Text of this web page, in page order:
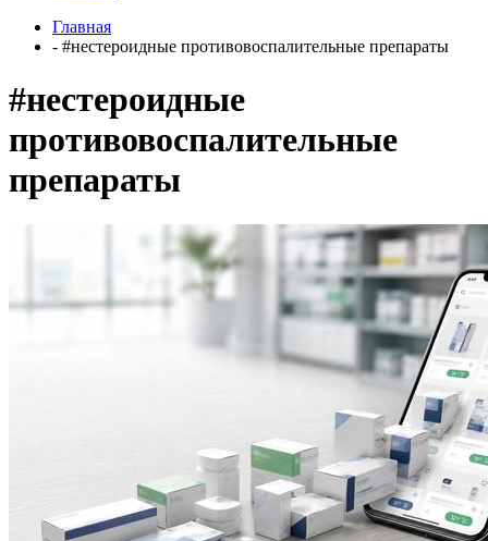
Главная
- #нестероидные противовоспалительные препараты
#нестероидные
противовоспалительные
препараты